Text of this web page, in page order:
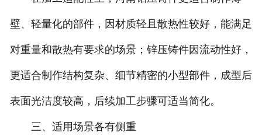
壁、轻量化的部件，因材质轻且散热性较好，能满足
对重量和散热有要求的场景；锌压铸件因流动性好，
更适合制作结构复杂、细节精密的小型部件，成型后
表面光洁度较高，后续加工步骤可适当简化。
三、适用场景各有侧重